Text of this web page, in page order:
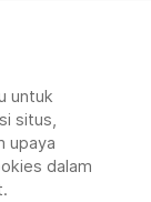
untuk
situs,
upaya
dalam